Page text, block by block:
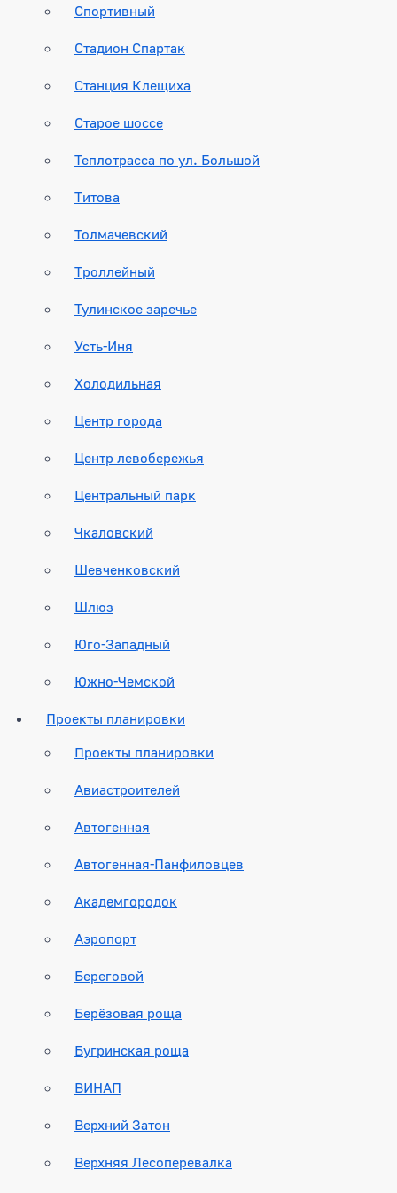
Спортивный
Стадион Спартак
Станция Клещиха
Старое шоссе
Теплотрасса по ул. Большой
Титова
Толмачевский
Троллейный
Тулинское заречье
Усть-Иня
Холодильная
Центр города
Центр левобережья
Центральный парк
Чкаловский
Шевченковский
Шлюз
Юго-Западный
Южно-Чемской
Проекты планировки
Проекты планировки
Авиастроителей
Автогенная
Автогенная-Панфиловцев
Академгородок
Аэропорт
Береговой
Берёзовая роща
Бугринская роща
ВИНАП
Верхний Затон
Верхняя Лесоперевалка